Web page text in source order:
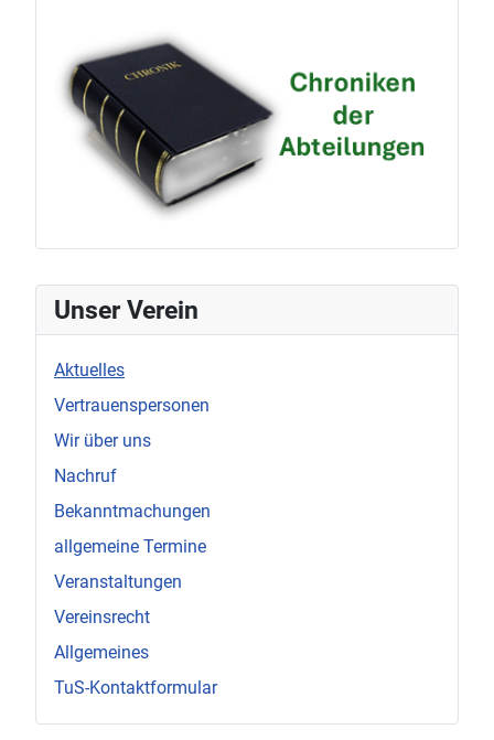
Unser Verein
Aktuelles
Vertrauenspersonen
Wir über uns
Nachruf
Bekanntmachungen
allgemeine Termine
Veranstaltungen
Vereinsrecht
Allgemeines
TuS-Kontaktformular